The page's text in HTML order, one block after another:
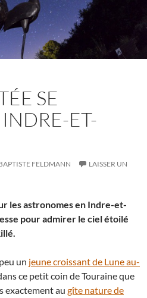
SE
ET-
FELDMANN
LAISSER UN
les astronomes en Indre-et-
pour admirer le ciel étoilé
un jeune croissant de Lune au-
ce petit coin de Touraine que
exactement au gîte nature de